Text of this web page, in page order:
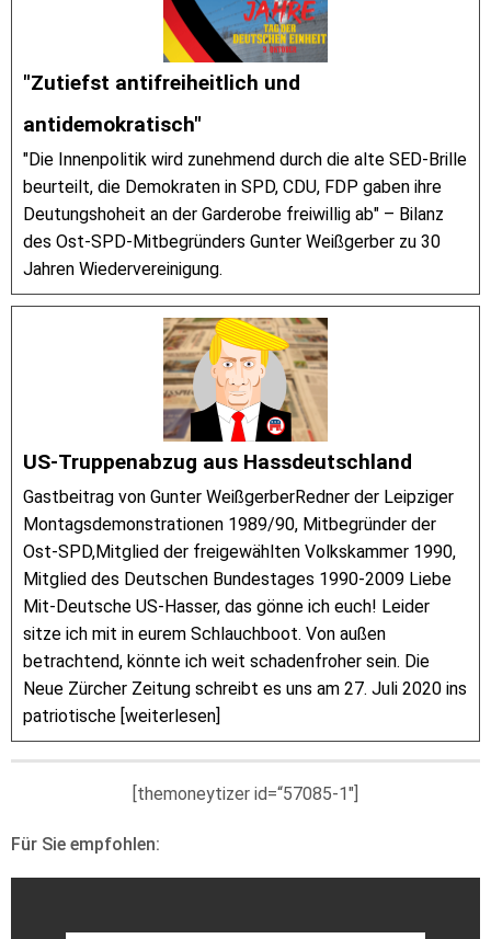
"Zutiefst antifreiheitlich und
antidemokratisch"
"Die Innenpolitik wird zunehmend durch die alte SED-Brille
beurteilt, die Demokraten in SPD, CDU, FDP gaben ihre
Deutungshoheit an der Garderobe freiwillig ab" – Bilanz
des Ost-SPD-Mitbegründers Gunter Weißgerber zu 30
Jahren Wiedervereinigung.
US-Truppenabzug aus Hassdeutschland
Gastbeitrag von Gunter WeißgerberRedner der Leipziger
Montagsdemonstrationen 1989/90, Mitbegründer der
Ost-SPD,Mitglied der freigewählten Volkskammer 1990,
Mitglied des Deutschen Bundestages 1990-2009 Liebe
Mit-Deutsche US-Hasser, das gönne ich euch! Leider
sitze ich mit in eurem Schlauchboot. Von außen
betrachtend, könnte ich weit schadenfroher sein. Die
Neue Zürcher Zeitung schreibt es uns am 27. Juli 2020 ins
patriotische [weiterlesen]
[themoneytizer id=“57085-1″]
Für Sie empfohlen: